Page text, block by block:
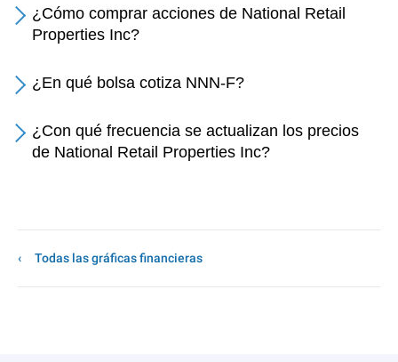
¿Cómo comprar acciones de National Retail
Properties Inc?
¿En qué bolsa cotiza NNN-F?
¿Con qué frecuencia se actualizan los precios
de National Retail Properties Inc?
Todas las gráficas financieras